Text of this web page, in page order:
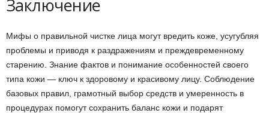
Заключение
Мифы о правильной чистке лица могут вредить коже, усугубляя
проблемы и приводя к раздражениям и преждевременному
старению. Знание фактов и понимание особенностей своего
типа кожи — ключ к здоровому и красивому лицу. Соблюдение
базовых правил, грамотный выбор средств и умеренность в
процедурах помогут сохранить баланс кожи и подарят